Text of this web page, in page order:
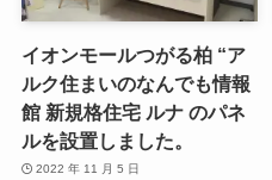
イオンモールつがる柏 “ア
ルク住まいのなんでも情報
館 新規格住宅 ルナ のパネ
ルを設置しました。
2022 年 11 月 5 日